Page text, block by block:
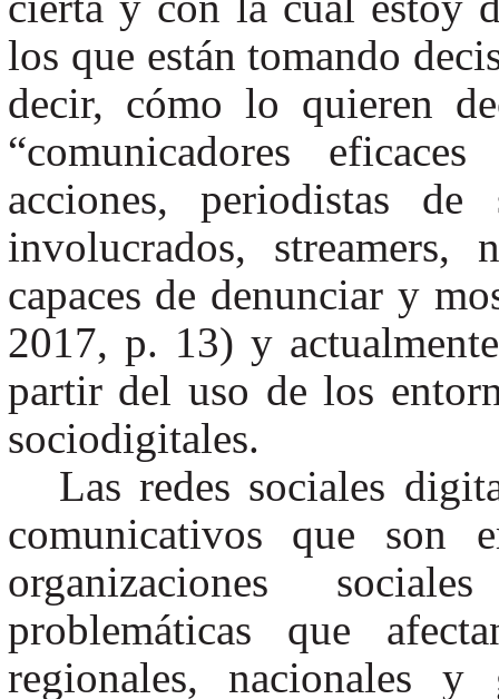
los que están tomando
decir, cómo lo quieren
“comunicadores
acciones, periodistas
involucrados, streamers,
capaces de denunciar y
2017, p. 13) y
partir del uso de los
sociodigitales.
Las redes sociales
comunicativos que son
organizaciones
problemáticas que
regionales, nacionales